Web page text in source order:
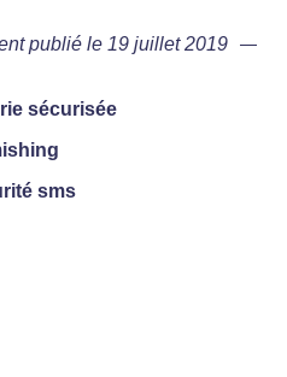
publié le 19 juillet 2019
sécurisée
sms